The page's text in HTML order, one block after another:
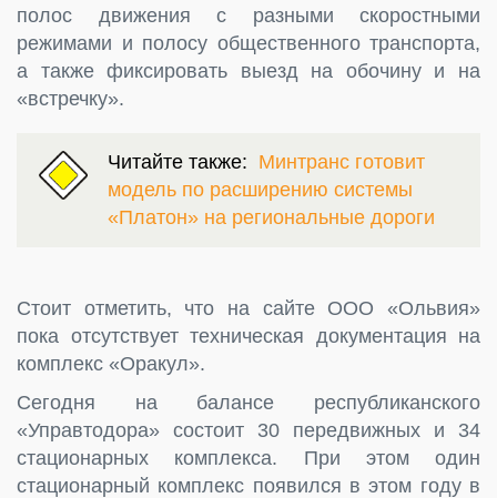
полос движения с разными скоростными
режимами и полосу общественного транспорта,
а также фиксировать выезд на обочину и на
«встречку».
Читайте также: Минтранс готовит
модель по расширению системы
«Платон» на региональные дороги
Стоит отметить, что на сайте ООО «Ольвия»
пока отсутствует техническая документация на
комплекс «Оракул».
Сегодня на балансе республиканского
«Управтодора» состоит 30 передвижных и 34
стационарных комплекса. При этом один
стационарный комплекс появился в этом году в